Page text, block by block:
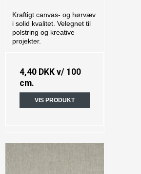
Kraftigt canvas- og hørvæv
i solid kvalitet. Velegnet til
polstring og kreative
projekter.
4,40 DKK v/ 100
cm.
VIS PRODUKT